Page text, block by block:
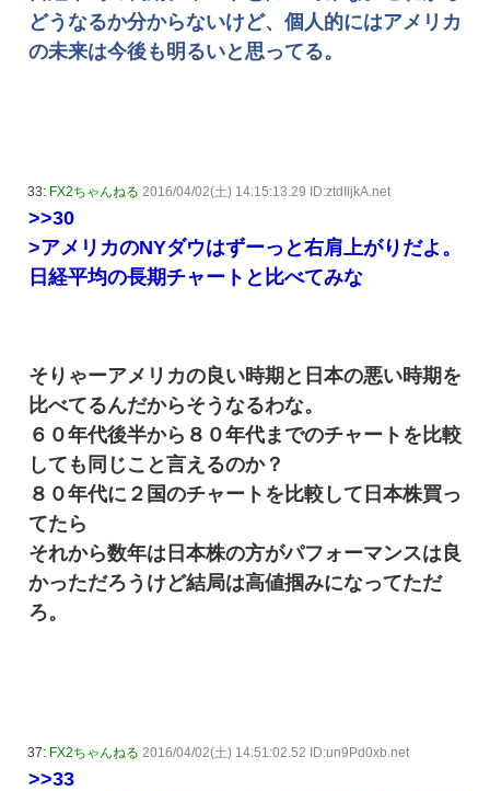
どうなるか分からないけど、個人的にはアメリカ
の未来は今後も明るいと思ってる。
33: FX2ちゃんねる 2016/04/02(土) 14:15:13.29 ID:ztdIljkA.net
>>30
>アメリカのNYダウはずーっと右肩上がりだよ。
日経平均の長期チャートと比べてみな
そりゃーアメリカの良い時期と日本の悪い時期を
比べてるんだからそうなるわな。
６０年代後半から８０年代までのチャートを比較
しても同じこと言えるのか？
８０年代に２国のチャートを比較して日本株買っ
てたら
それから数年は日本株の方がパフォーマンスは良
かっただろうけど結局は高値掴みになってただ
ろ。
37: FX2ちゃんねる 2016/04/02(土) 14:51:02.52 ID:un9Pd0xb.net
>>33